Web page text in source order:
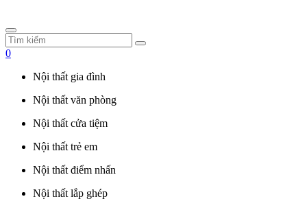
0
Nội thất gia đình
Nội thất văn phòng
Nội thất cửa tiệm
Nội thất trẻ em
Nội thất điểm nhấn
Nội thất lắp ghép